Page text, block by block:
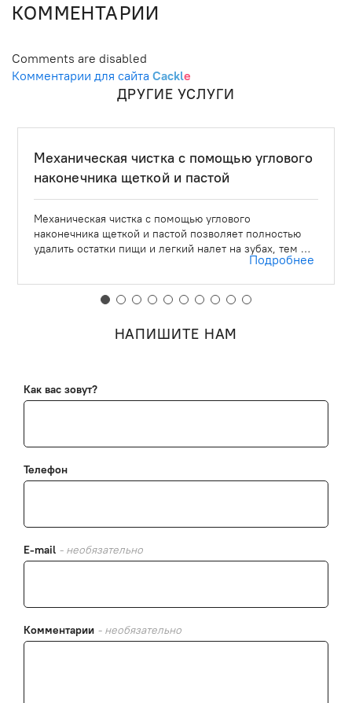
КОММЕНТАРИИ
Comments are disabled
Комментарии для сайта Cackle
ДРУГИЕ УСЛУГИ
Механическая чистка с помощью углового
наконечника щеткой и пастой
Механическая чистка с помощью углового
наконечника щеткой и пастой позволяет полностью
удалить остатки пищи и легкий налет на зубах, тем …
Подробнее
НАПИШИТЕ НАМ
Как вас зовут?
Телефон
E-mail - необязательно
Комментарии - необязательно